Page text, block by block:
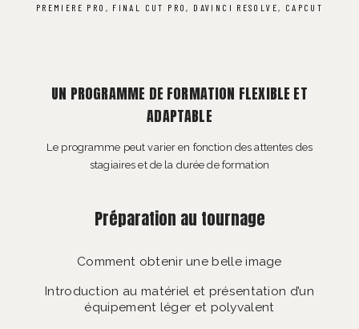
PREMIERE PRO, FINAL CUT PRO, DAVINCI RESOLVE, CAPCUT
UN PROGRAMME DE FORMATION FLEXIBLE ET
ADAPTABLE
Le programme peut varier en fonction des attentes des
stagiaires et de la durée de formation
Préparation au tournage
Comment obtenir une belle image
Introduction au matériel et présentation d’un
équipement léger et polyvalent